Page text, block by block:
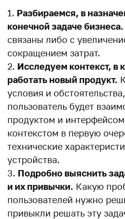
Разбираемся, в
конечной задаче бизнеса.
связаны либо с
сокращением затрат.
Исследуем контекст, в
работать новый продукт.
условия и
пользователь будет
продуктом и
контекстом в первую
технические
устройства.
Подробно выяснить
и их привычки. Какую
пользователей нужно
привыкли решать эту